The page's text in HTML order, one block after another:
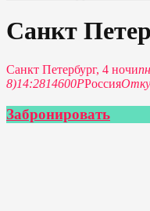
Санкт
Санкт Петербург, 4 ночипн
8)14:2814600РРоссия
Забронировать